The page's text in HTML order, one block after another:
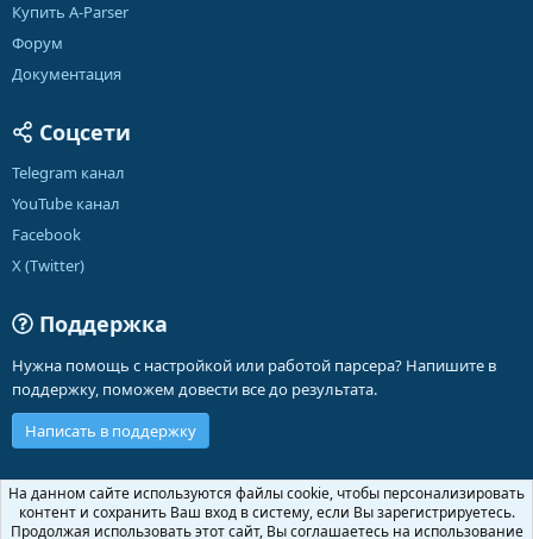
Купить A-Parser
Форум
Документация
Соцсети
Telegram канал
YouTube канал
Facebook
X (Twitter)
Поддержка
Нужна помощь с настройкой или работой парсера? Напишите в
поддержку, поможем довести все до результата.
Написать в поддержку
Russian (RU)
Обратная связь
Условия и правила
На данном сайте используются файлы cookie, чтобы персонализировать
контент и сохранить Ваш вход в систему, если Вы зарегистрируетесь.
Продолжая использовать этот сайт, Вы соглашаетесь на использование